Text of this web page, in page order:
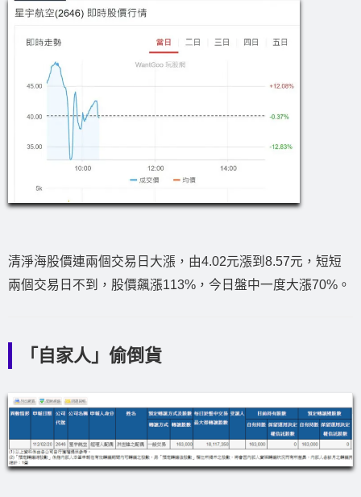
清淨海股價連兩個交易日大漲，由4.02元漲到8.57元，短短
兩個交易日不到，股價飆漲113%，今日盤中一度大漲70%。
「自家人」偷倒貨